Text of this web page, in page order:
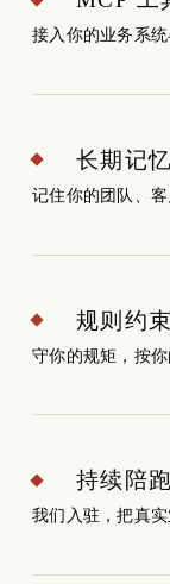
接入你的业务系统
长期记忆
记住你的团队、客
规则约束
守你的规矩，按你
持续陪跑
我们入驻，把真实